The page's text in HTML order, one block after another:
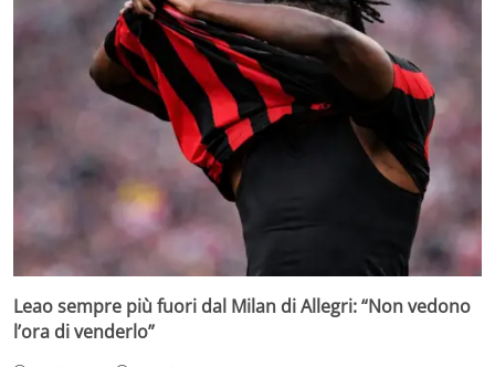
Leao sempre più fuori dal Milan di Allegri: “Non vedono
l’ora di venderlo”